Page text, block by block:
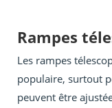
Rampes
Les rampes
populaire, surtout
peuvent être